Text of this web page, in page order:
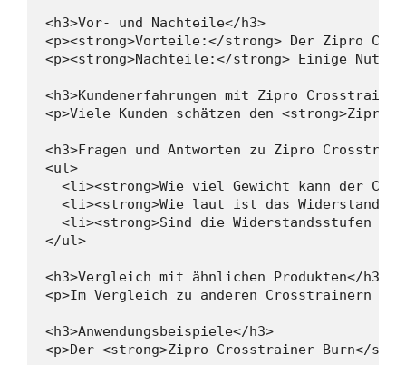
<h3>Vor- und Nachteile</h3>
<p><strong>Vorteile:</strong> Der Zipro
<p><strong>Nachteile:</strong> Einige
<h3>Kundenerfahrungen mit Zipro
<p>Viele Kunden schätzen den
<h3>Fragen und Antworten zu Zipro
<ul>
<li><strong>Wie viel Gewicht kann der
<li><strong>Wie laut ist das
<li><strong>Sind die Widerstandsstufen
</ul>
<h3>Vergleich mit ähnlichen Produkten</h3>
<p>Im Vergleich zu anderen Crosstrainern
<h3>Anwendungsbeispiele</h3>
<p>Der <strong>Zipro Crosstrainer Burn</